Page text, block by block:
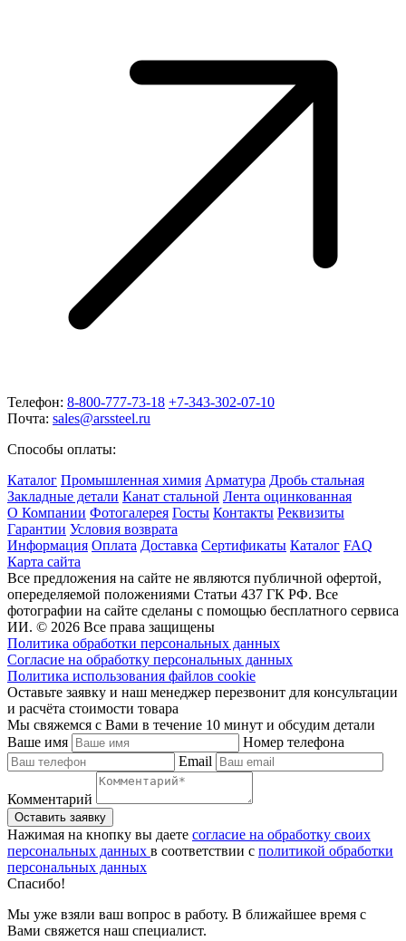
Телефон: 8-800-777-73-18 +7-343-302-07-10
Почта: sales@arssteel.ru
Способы оплаты:
Каталог Промышленная химия Арматура Дробь стальная
Закладные детали Канат стальной Лента оцинкованная
О Компании Фотогалерея Госты Контакты Реквизиты
Гарантии Условия возврата
Информация Оплата Доставка Сертификаты Каталог FAQ
Карта сайта
Все предложения на сайте не являются публичной офертой,
опеределяемой положениями Статьи 437 ГК РФ. Все
фотографии на сайте сделаны с помощью бесплатного сервиса
ИИ. © 2026 Все права защищены
Политика обработки персональных данных
Согласие на обработку персональных данных
Политика использования файлов cookie
Оставьте заявку и наш менеджер перезвонит для консультации
и расчёта стоимости товара
Мы свяжемся с Вами в течение 10 минут и обсудим детали
Ваше имя
Номер телефона
Email
Комментарий
Нажимая на кнопку вы даете согласие на обработку своих
персональных данных в соответствии с политикой обработки
персональных данных
Спасибо!
Мы уже взяли ваш вопрос в работу. В ближайшее время с
Вами свяжется наш специалист.